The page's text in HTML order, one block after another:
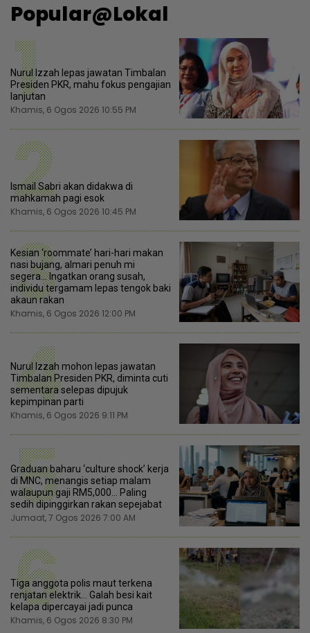
Popular@Lokal
1
Nurul Izzah lepas jawatan Timbalan
Presiden PKR, mahu fokus pengajian
lanjutan
Khamis, 6 Ogos 2026 10:55 PM
2
Ismail Sabri akan didakwa di
mahkamah pagi esok
Khamis, 6 Ogos 2026 10:45 PM
3
Kesian ‘roommate’ hari-hari makan
nasi bujang, almari penuh mi
segera... Ingatkan orang susah,
individu tergamam lepas tengok baki
akaun rakan
Khamis, 6 Ogos 2026 12:00 PM
4
Nurul Izzah mohon lepas jawatan
Timbalan Presiden PKR, diminta cuti
sementara selepas dipujuk
kepimpinan parti
Khamis, 6 Ogos 2026 9:11 PM
5
Graduan baharu ‘culture shock’ kerja
di MNC, menangis setiap malam
walaupun gaji RM5,000... Paling
sedih dipinggirkan rakan sepejabat
Jumaat, 7 Ogos 2026 7:00 AM
6
Tiga anggota polis maut terkena
renjatan elektrik… Galah besi kait
kelapa dipercayai jadi punca
Khamis, 6 Ogos 2026 8:30 PM